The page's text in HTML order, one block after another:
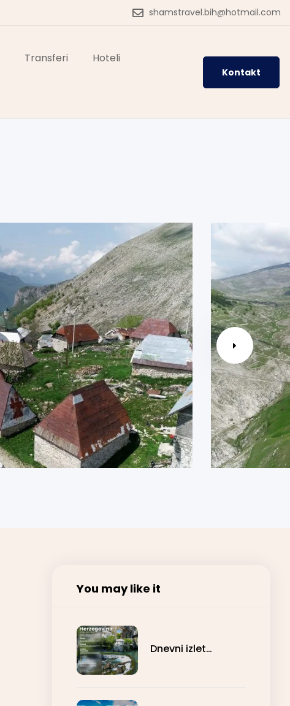
shamstravel.bih@hotmail.com
Transferi
Hoteli
Kontakt
You may like it
Dnevni izlet